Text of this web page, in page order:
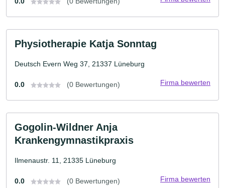
Physiotherapie Katja Sonntag
Deutsch Evern Weg 37, 21337 Lüneburg
0.0 (0 Bewertungen) Firma bewerten
Gogolin-Wildner Anja
Krankengymnastikpraxis
Ilmenaustr. 11, 21335 Lüneburg
0.0 (0 Bewertungen) Firma bewerten